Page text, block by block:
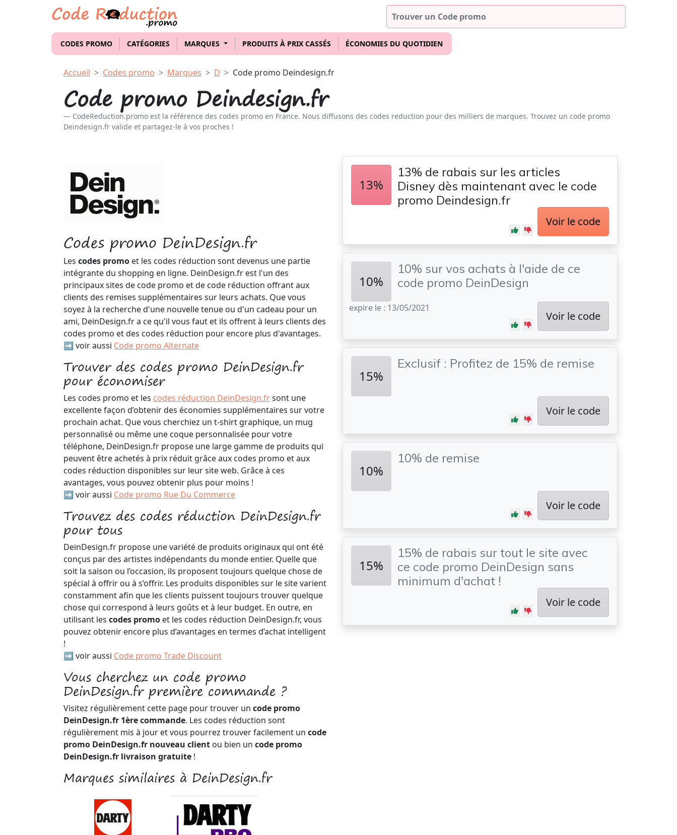
CODES PROMO CATÉGORIES MARQUES PRODUITS À PRIX CASSÉS ÉCONOMIES DU QUOTIDIEN
Accueil Codes promo Marques D Code promo Deindesign.fr
Code promo Deindesign.fr
CodeReduction.promo est la référence des codes promo en France. Nous diffusons des codes reduction pour des milliers de marques. Trouvez un code promo
Deindesign.fr valide et partagez-le à vos proches !
Codes promo DeinDesign.fr
Les codes promo et les codes réduction sont devenus une partie
intégrante du shopping en ligne. DeinDesign.fr est l'un des
principaux sites de code promo et de code réduction offrant aux
clients des remises supplémentaires sur leurs achats. Que vous
soyez à la recherche d'une nouvelle tenue ou d'un cadeau pour un
ami, DeinDesign.fr a ce qu'il vous faut et ils offrent à leurs clients des
codes promo et des codes réduction pour encore plus d'avantages.
➡️ voir aussi Code promo Alternate
Trouver des codes promo DeinDesign.fr
pour économiser
Les codes promo et les codes réduction DeinDesign.frsont une
excellente façon d’obtenir des économies supplémentaires sur votre
prochain achat. Que vous cherchiez un t-shirt graphique, un mug
personnalisé ou même une coque personnalisée pour votre
téléphone, DeinDesign.fr propose une large gamme de produits qui
peuvent être achetés à prix réduit grâce aux codes promo et aux
codes réduction disponibles sur leur site web. Grâce à ces
avantages, vous pouvez obtenir plus pour moins !
➡️ voir aussi Code promo Rue Du Commerce
Trouvez des codes réduction DeinDesign.fr
pour tous
DeinDesign.fr propose une variété de produits originaux qui ont été
conçus par des artistes indépendants du monde entier. Quelle que
soit la saison ou l’occasion, ils proposent toujours quelque chose de
spécial à offrir ou à s’offrir. Les produits disponibles sur le site varient
constamment afin que les clients puissent toujours trouver quelque
chose qui correspond à leurs goûts et à leur budget. En outre, en
utilisant les codes promo et les codes réduction DeinDesign.fr, vous
pouvez obtenir encore plus d’avantages en termes d’achat intelligent
!
➡️ voir aussi Code promo Trade Discount
Vous cherchez un code promo
DeinDesign.fr première commande ?
Visitez régulièrement cette page pour trouver un code promo
DeinDesign.fr 1ère commande. Les codes réduction sont
régulièrement mis à jour et vous pourrez trouver facilement un code
promo DeinDesign.fr nouveau client ou bien un code promo
DeinDesign.fr livraison gratuite !
Marques similaires à DeinDesign.fr
13%
13% de rabais sur les articles
Disney dès maintenant avec le code
promo Deindesign.fr
Voir le code
10%
10% sur vos achats à l'aide de ce
code promo DeinDesign
expire le : 13/05/2021
Voir le code
15%
Exclusif : Profitez de 15% de remise
Voir le code
10%
10% de remise
Voir le code
15%
15% de rabais sur tout le site avec
ce code promo DeinDesign sans
minimum d'achat !
Voir le code